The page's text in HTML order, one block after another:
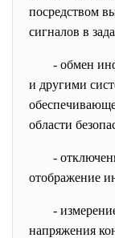
посредством
сигналов в
- обмен
и другими
области
-
отображение
-
напряжения